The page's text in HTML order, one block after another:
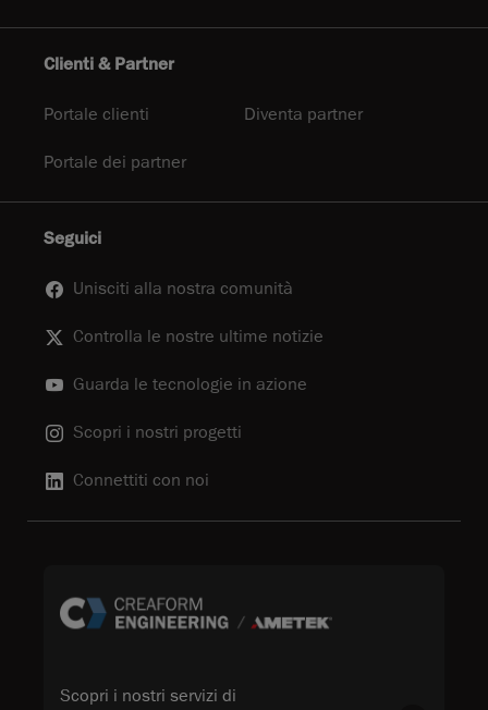
Clienti & Partner
Portale clienti Diventa partner
Portale dei partner
Seguici
Unisciti alla nostra comunità
Controlla le nostre ultime notizie
Guarda le tecnologie in azione
Scopri i nostri progetti
Connettiti con noi
Scopri i nostri servizi di